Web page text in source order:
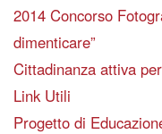
2014 Concorso
dimenticare”
Cittadinanza attiva
Link Utili
Progetto di